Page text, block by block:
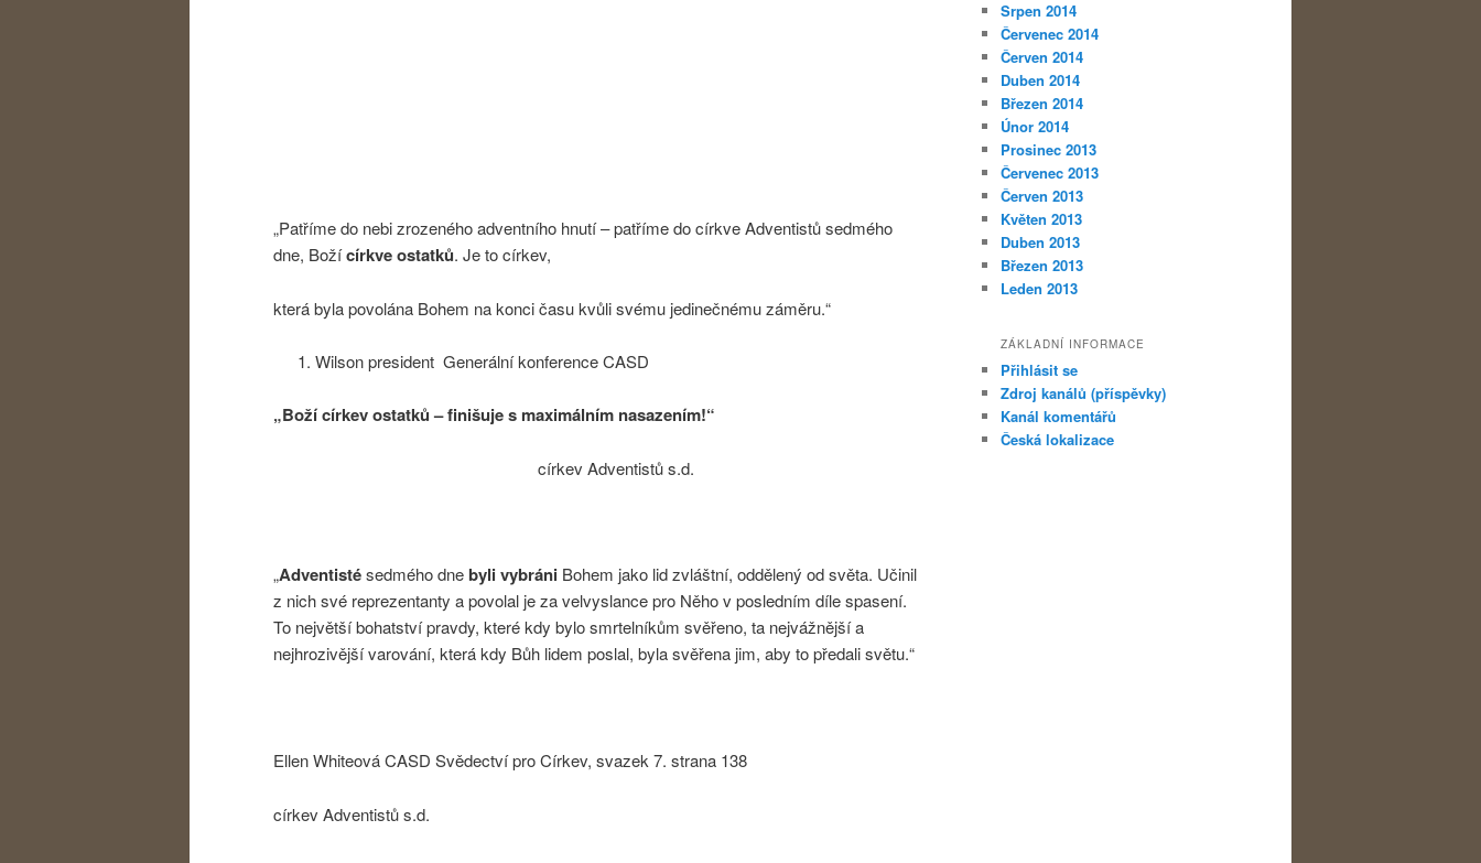
„Patříme do nebi zrozeného adventního hnutí – patříme do církve Adventistů sedmého
dne, Božícírkve ostatků. Je to církev,
která byla povolána Bohem na konci času kvůli svému jedinečnému záměru.“
Wilson president Generální konference CASD
„Boží církev ostatků – finišuje s maximálním nasazením!“
církev Adventistů s.d.
„Adventistésedmého dnebyli vybráni Bohem jako lid zvláštní, oddělený od světa. Učinil
z nich své reprezentanty a povolal je za velvyslance pro Něho v posledním díle spasení.
To největší bohatství pravdy, které kdy bylo smrtelníkům svěřeno, ta nejvážnější a
nejhrozivější varování, která kdy Bůh lidem poslal, byla svěřena jim, aby to předali světu.“
Ellen Whiteová CASD Svědectví pro Církev, svazek 7. strana 138
církev Adventistů s.d.
Srpen 2014
Červenec 2014
Červen 2014
Duben 2014
Březen 2014
Únor 2014
Prosinec 2013
Červenec 2013
Červen 2013
Květen 2013
Duben 2013
Březen 2013
Leden 2013
ZÁKLADNÍ INFORMACE
Přihlásit se
Zdroj kanálů (příspěvky)
Kanál komentářů
Česká lokalizace